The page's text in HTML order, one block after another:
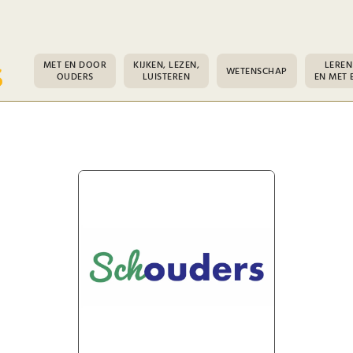
MET EN DOOR
OUDERS
KIJKEN, LEZEN,
LUISTEREN WETENSCHAP EN MET